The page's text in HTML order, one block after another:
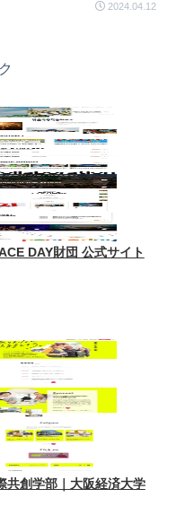
2024.04.12
DAY財団 公式サイト
共創学部｜大阪経済大学